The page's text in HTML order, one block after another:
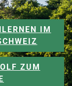
IM
ZUM